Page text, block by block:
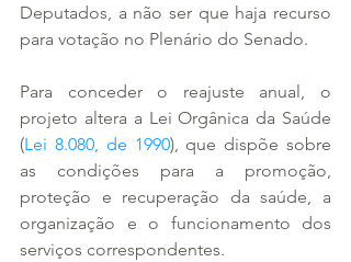
Deputados, a não ser que haja recurso
para votação no Plenário do Senado.
Para conceder o reajuste anual, o
projeto altera a Lei Orgânica da Saúde
(Lei 8.080, de 1990), que dispõe sobre
as condições para a promoção,
proteção e recuperação da saúde, a
organização e o funcionamento dos
serviços correspondentes.